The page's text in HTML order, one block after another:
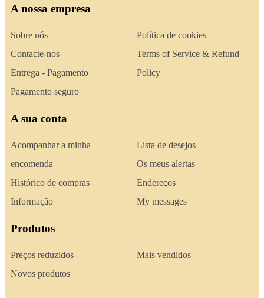
A nossa empresa
Sobre nós
Contacte-nos
Entrega - Pagamento
Pagamento seguro
Política de cookies
Terms of Service & Refund
Policy
A sua conta
Acompanhar a minha
encomenda
Histórico de compras
Informação
Lista de desejos
Os meus alertas
Endereços
My messages
Produtos
Preços reduzidos
Novos produtos
Mais vendidos